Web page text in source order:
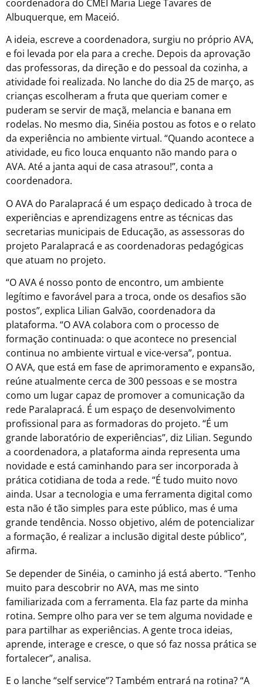
coordenadora do CMEI Maria Liege Tavares de
Albuquerque, em Maceió.
A ideia, escreve a coordenadora, surgiu no próprio AVA,
e foi levada por ela para a creche. Depois da aprovação
das professoras, da direção e do pessoal da cozinha, a
atividade foi realizada. No lanche do dia 25 de março, as
crianças escolheram a fruta que queriam comer e
puderam se servir de maçã, melancia e banana em
rodelas. No mesmo dia, Sinéia postou as fotos e o relato
da experiência no ambiente virtual. “Quando acontece a
atividade, eu fico louca enquanto não mando para o
AVA. Até a janta aqui de casa atrasou!”, conta a
coordenadora.
O AVA do Paralapracá é um espaço dedicado à troca de
experiências e aprendizagens entre as técnicas das
secretarias municipais de Educação, as assessoras do
projeto Paralapracá e as coordenadoras pedagógicas
que atuam no projeto.
“O AVA é nosso ponto de encontro, um ambiente
legítimo e favorável para a troca, onde os desafios são
postos”, explica Lilian Galvão, coordenadora da
plataforma. “O AVA colabora com o processo de
formação continuada: o que acontece no presencial
continua no ambiente virtual e vice-versa”, pontua.
O AVA, que está em fase de aprimoramento e expansão,
reúne atualmente cerca de 300 pessoas e se mostra
como um lugar capaz de promover a comunicação da
rede Paralapracá. É um espaço de desenvolvimento
profissional para as formadoras do projeto. “É um
grande laboratório de experiências”, diz Lilian. Segundo
a coordenadora, a plataforma ainda representa uma
novidade e está caminhando para ser incorporada à
prática cotidiana de toda a rede. “É tudo muito novo
ainda. Usar a tecnologia e uma ferramenta digital como
esta não é tão simples para este público, mas é uma
grande tendência. Nosso objetivo, além de potencializar
a formação, é realizar a inclusão digital deste público”,
afirma.
Se depender de Sinéia, o caminho já está aberto. “Tenho
muito para descobrir no AVA, mas me sinto
familiarizada com a ferramenta. Ela faz parte da minha
rotina. Sempre olho para ver se tem alguma novidade e
para partilhar as experiências. A gente troca ideias,
aprende, interage e cresce, o que só faz nossa prática se
fortalecer”, analisa.
E o lanche “self service”? Também entrará na rotina? “A